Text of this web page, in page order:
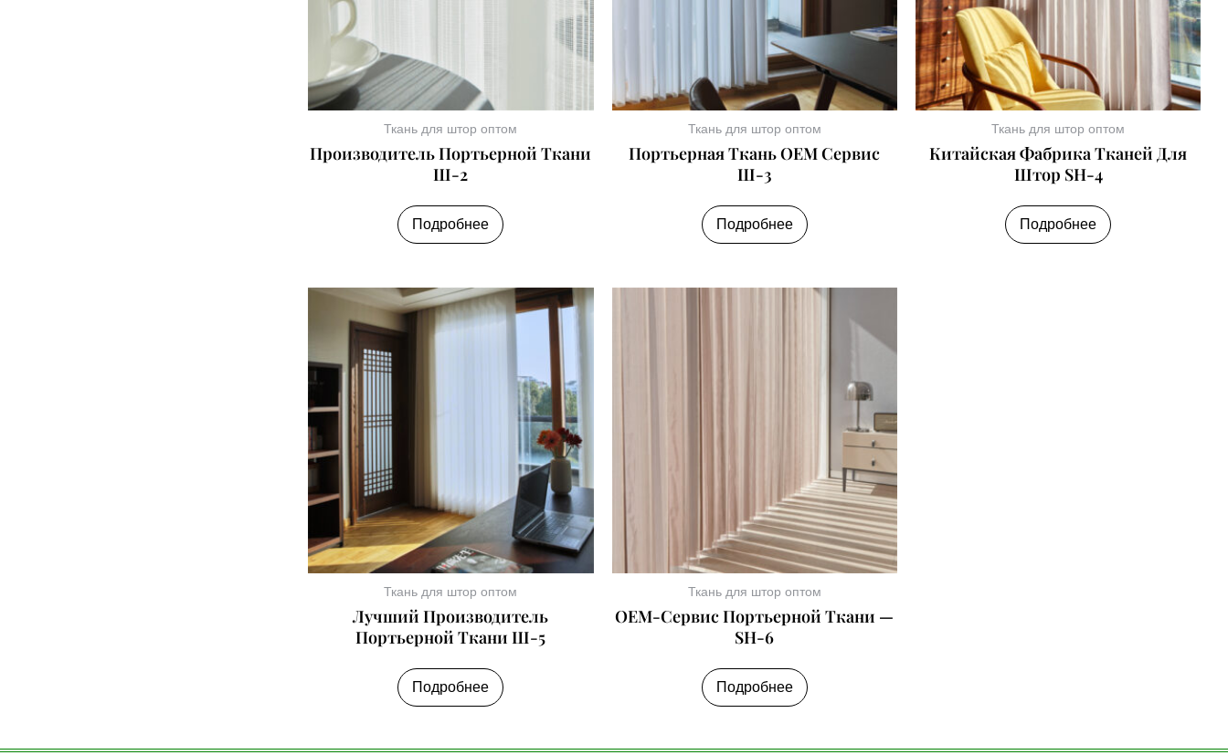
Ткань для штор оптом
Производитель Портьерной Ткани
Ш-2
Подробнее
Ткань для штор оптом
Портьерная Ткань ОЕМ Сервис
Ш-3
Подробнее
Ткань для штор оптом
Китайская Фабрика Тканей Для
Штор SH-4
Подробнее
Ткань для штор оптом
Лучший Производитель
Портьерной Ткани Ш-5
Подробнее
Ткань для штор оптом
OEM-Сервис Портьерной Ткани —
SH-6
Подробнее